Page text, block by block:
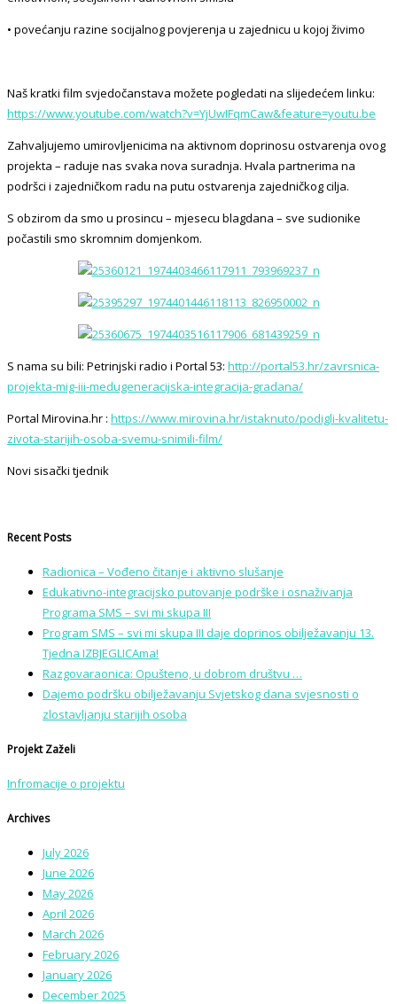
• povećanju razine socijalnog povjerenja u zajednicu u kojoj živimo
Naš kratki film svjedočanstava možete pogledati na slijedećem linku:
https://www.youtube.com/watch?v=YjUwIFqmCaw&feature=youtu.be
Zahvaljujemo umirovljenicima na aktivnom doprinosu ostvarenja ovog
projekta – raduje nas svaka nova suradnja. Hvala partnerima na
podršci i zajedničkom radu na putu ostvarenja zajedničkog cilja.
S obzirom da smo u prosincu – mjesecu blagdana – sve sudionike
počastili smo skromnim domjenkom.
S nama su bili: Petrinjski radio i Portal 53: http://portal53.hr/zavrsnica-
projekta-mig-iii-medugeneracijska-integracija-gradana/
Portal Mirovina.hr : https://www.mirovina.hr/istaknuto/podigli-kvalitetu-
zivota-starijih-osoba-svemu-snimili-film/
Novi sisački tjednik
Recent Posts
Radionica – Vođeno čitanje i aktivno slušanje
Edukativno-integracijsko putovanje podrške i osnaživanja
Programa SMS – svi mi skupa III
Program SMS – svi mi skupa III daje doprinos obilježavanju 13.
Tjedna IZBJEGLICAma!
Razgovaraonica: Opušteno, u dobrom društvu …
Dajemo podršku obilježavanju Svjetskog dana svjesnosti o
zlostavljanju starijih osoba
Projekt Zaželi
Infromacije o projektu
Archives
July 2026
June 2026
May 2026
April 2026
March 2026
February 2026
January 2026
December 2025